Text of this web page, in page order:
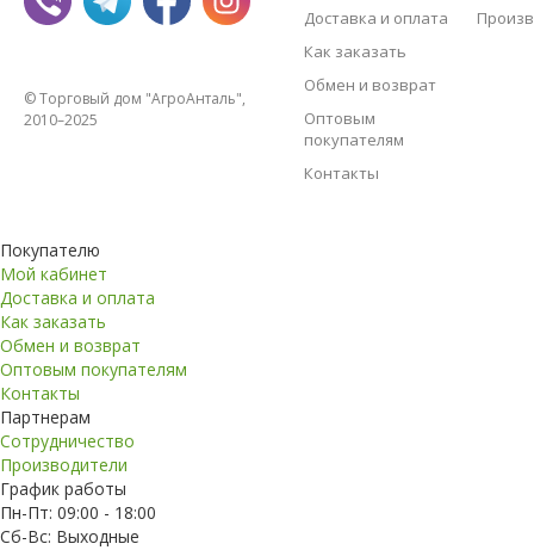
© Торговый дом "АгроАнталь",
2010–2025
Доставка и оплата
Как заказать
Обмен и возврат
Оптовым
покупателям
Контакты
Покупателю
Мой кабинет
Доставка и оплата
Как заказать
Обмен и возврат
Оптовым покупателям
Контакты
Партнерам
Сотрудничество
Производители
График работы
Пн-Пт: 09:00 - 18:00
Сб-Вс: Выходные